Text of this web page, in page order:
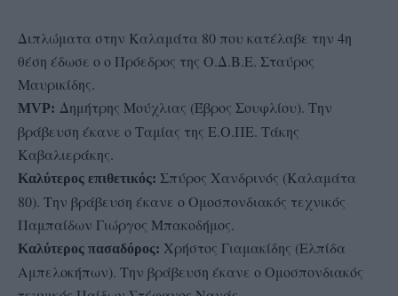
Διπλώματα στην Καλαμάτα 80 που κατέλαβε την 4η
θέση έδωσε ο ο Πρόεδρος της Ο.Δ.Β.Ε. Σταύρος
Μαυρικίδης.
MVP: Δημήτρης Μούχλιας (Έβρος Σουφλίου). Την
βράβευση έκανε ο Ταμίας της Ε.Ο.ΠΕ. Τάκης
Καβαλιεράκης.
Καλύτερος επιθετικός: Σπύρος Χανδρινός (Καλαμάτα
80). Την βράβευση έκανε ο Ομοσπονδιακός τεχνικός
Παμπαίδων Γιώργος Μπακοδήμος.
Καλύτερος πασαδόρος: Χρήστος Γιαμακίδης (Ελπίδα
Αμπελοκήπων). Την βράβευση έκανε ο Ομοσπονδιακός